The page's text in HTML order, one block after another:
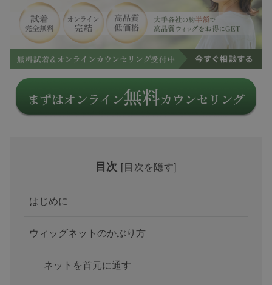
目次 [目次を隠す]
はじめに
ウィッグネットのかぶり方
ネットを首元に通す